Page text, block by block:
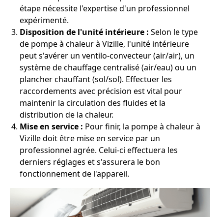
étape nécessite l'expertise d'un professionnel
expérimenté.
Disposition de l'unité intérieure : Selon le type
de pompe à chaleur à Vizille, l'unité intérieure
peut s'avérer un ventilo-convecteur (air/air), un
système de chauffage centralisé (air/eau) ou un
plancher chauffant (sol/sol). Effectuer les
raccordements avec précision est vital pour
maintenir la circulation des fluides et la
distribution de la chaleur.
Mise en service : Pour finir, la pompe à chaleur à
Vizille doit être mise en service par un
professionnel agrée. Celui-ci effectuera les
derniers réglages et s'assurera le bon
fonctionnement de l'appareil.